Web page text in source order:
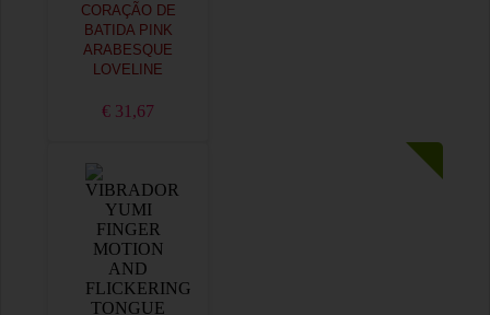
CORAÇÃO DE
BATIDA PINK
ARABESQUE
LOVELINE
€ 31,67